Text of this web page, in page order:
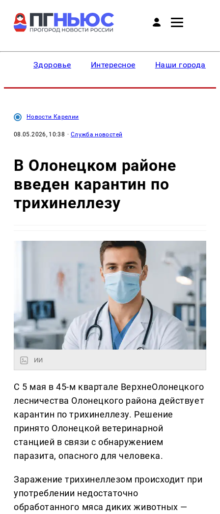
Здоровье Интересное Наши города
Новости Карелии
08.05.2026, 10:38 · Служба новостей
В Олонецком районе
введен карантин по
трихинеллезу
ИИ
С 5 мая в 45-м квартале ВерхнеОлонецкого
лесничества Олонецкого района действует
карантин по трихинеллезу. Решение
принято Олонецкой ветеринарной
станцией в связи с обнаружением
паразита, опасного для человека.
Заражение трихинеллезом происходит при
употреблении недостаточно
обработанного мяса диких животных —